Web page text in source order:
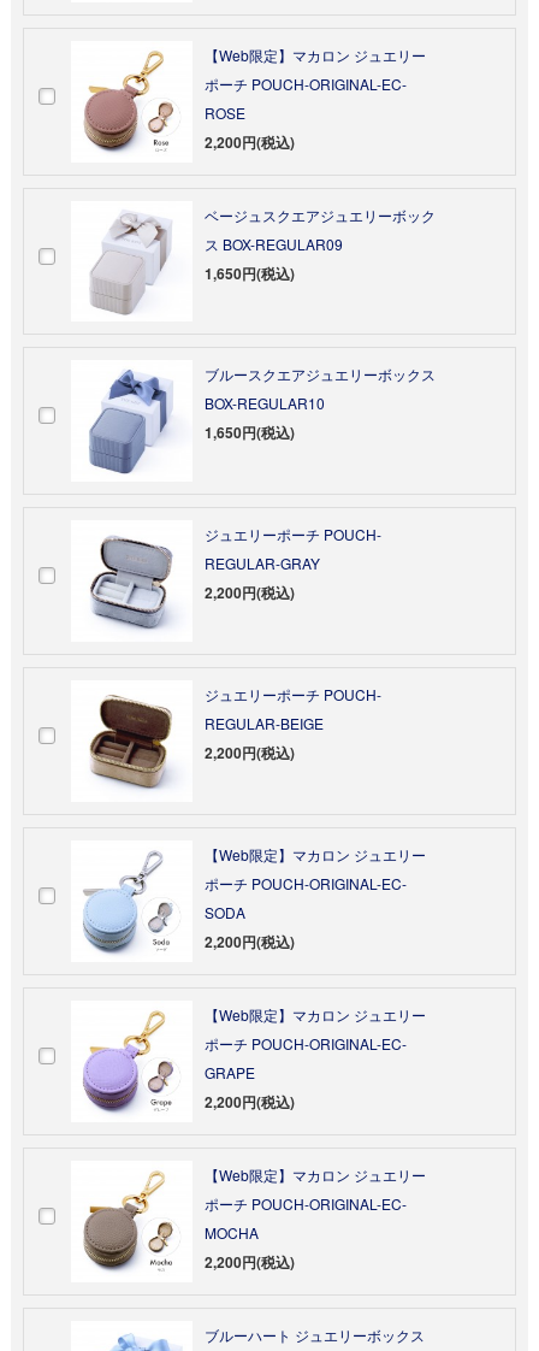
【Web限定】マカロン ジュエリー
ポーチ POUCH-ORIGINAL-EC-
ROSE
2,200円(税込)
ベージュスクエアジュエリーボック
ス BOX-REGULAR09
1,650円(税込)
ブルースクエアジュエリーボックス
BOX-REGULAR10
1,650円(税込)
ジュエリーポーチ POUCH-
REGULAR-GRAY
2,200円(税込)
ジュエリーポーチ POUCH-
REGULAR-BEIGE
2,200円(税込)
【Web限定】マカロン ジュエリー
ポーチ POUCH-ORIGINAL-EC-
SODA
2,200円(税込)
【Web限定】マカロン ジュエリー
ポーチ POUCH-ORIGINAL-EC-
GRAPE
2,200円(税込)
【Web限定】マカロン ジュエリー
ポーチ POUCH-ORIGINAL-EC-
MOCHA
2,200円(税込)
ブルーハート ジュエリーボックス